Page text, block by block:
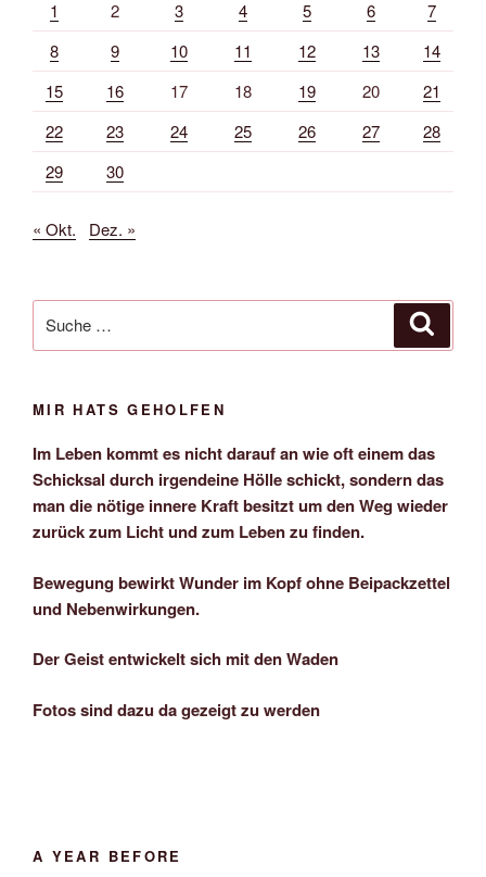
1 2 3 4 5 6
7
8
9 10 11 12 13
14
15
16 17 18 19 20
21
22
23 24 25 26 27
28
29
30
« Okt. Dez. »
nach:
MIR HATS GEHOLFEN
Im Leben kommt es nicht darauf an wie oft einem das
Schicksal durch irgendeine Hölle schickt, sondern das
man die nötige innere Kraft besitzt um den Weg wieder
zurück zum Licht und zum Leben zu finden.
Bewegung bewirkt Wunder im Kopf ohne Beipackzettel
und Nebenwirkungen.
Der Geist entwickelt sich mit den Waden
Fotos sind dazu da gezeigt zu werden
A YEAR BEFORE